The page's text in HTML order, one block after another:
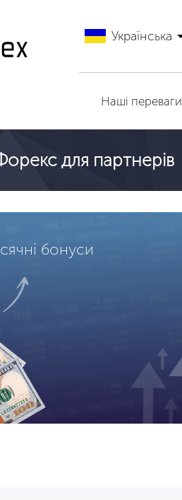
Українська
Наші переваги
для партнерів
бонуси